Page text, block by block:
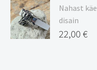
Nahast
disain
22,00 €